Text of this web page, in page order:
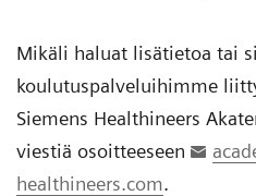
Mikäli haluat lisätietoa tai
koulutuspalveluihimme
Siemens Healthineers
viestiä osoitteeseen
healthineers.com.